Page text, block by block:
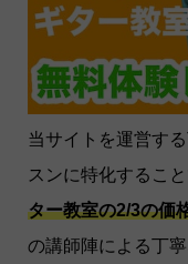
当サイトを運営す
スンに特化するこ
ター教室の2/3の価
の講師陣による丁